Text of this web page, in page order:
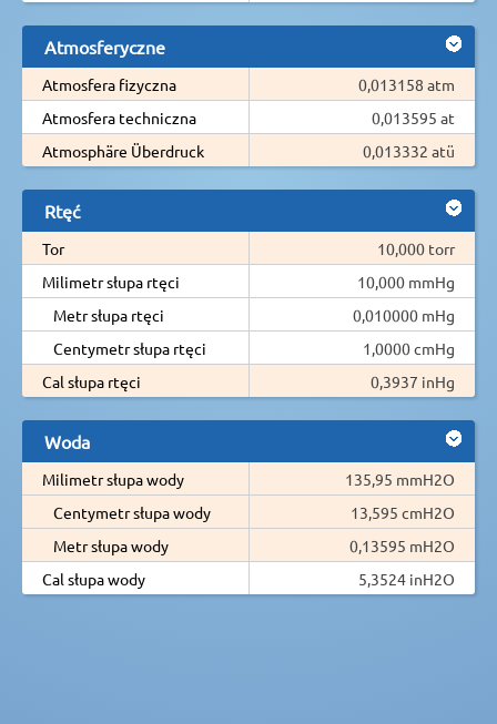
Atmosferyczne
Atmosfera fizyczna
0,013158 atm
Atmosfera techniczna
0,013595 at
Atmosphäre Überdruck
0,013332 atü
Rtęć
Tor
10,000 torr
Milimetr słupa rtęci
10,000 mmHg
Metr słupa rtęci
0,010000 mHg
Centymetr słupa rtęci
1,0000 cmHg
Cal słupa rtęci
0,3937 inHg
Woda
Milimetr słupa wody
135,95 mmH2O
Centymetr słupa wody
13,595 cmH2O
Metr słupa wody
0,13595 mH2O
Cal słupa wody
5,3524 inH2O